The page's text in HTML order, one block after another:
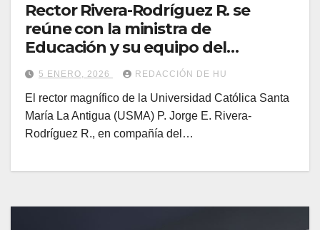
Rector Rivera-Rodríguez R. se
reúne con la ministra de
Educación y su equipo del
MEDUCA
5 ENERO, 2026 REDACCIÓN DE HU
El rector magnífico de la Universidad Católica Santa
María La Antigua (USMA) P. Jorge E. Rivera-
Rodríguez R., en compañía del…